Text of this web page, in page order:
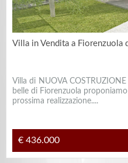
Villa in Vendita a Fiorenzuola
Villa di NUOVA
belle di Fiorenzuola
prossima realizzazione....
€ 436.000